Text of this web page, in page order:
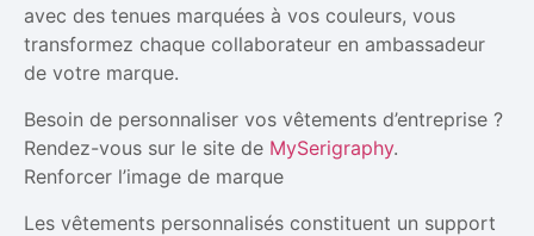
avec des tenues marquées à vos couleurs, vous
transformez chaque collaborateur en ambassadeur
de votre marque.
Besoin de personnaliser vos vêtements d’entreprise ?
Rendez-vous sur le site de MySerigraphy.
Renforcer l’image de marque
Les vêtements personnalisés constituent un support